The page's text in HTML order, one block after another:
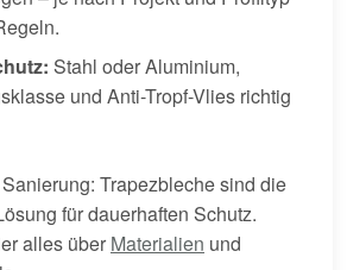
Stahl oder Aluminium,
und Anti-Tropf-Vlies richtig
Trapezbleche sind die
für dauerhaften Schutz.
alles über Materialien und